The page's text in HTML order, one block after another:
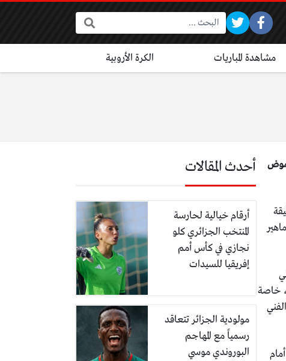
البحث:
مشاهدة المباريات الكرة الأروبية
أحدث المقالات
أرقام خيالية لحارسة
المنتخب الجزائري كلو
نجازي في كأس أمم
إفريقيا للسيدات
مولودية الجزائر تتعاقد
رسمياً مع المهاجم
البوروندي موسي
خاصة